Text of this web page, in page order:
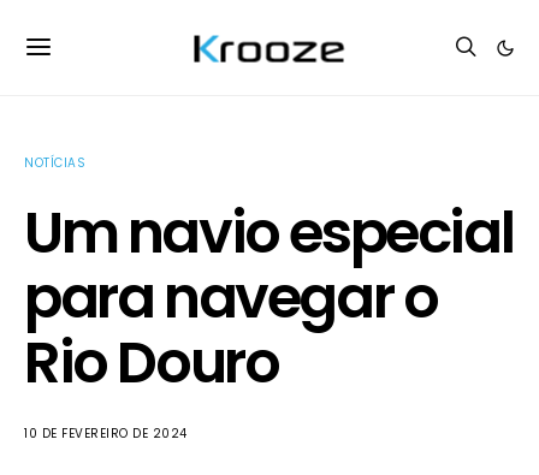
NOTÍCIAS
Um navio especial
para navegar o
Rio Douro
10 DE FEVEREIRO DE 2024